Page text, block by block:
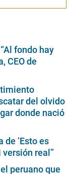
fondo hay
CEO de
del olvido
donde nació
‘Esto es
versión real”
peruano que